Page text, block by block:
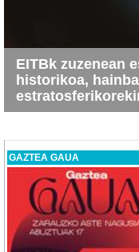
EITBk zuzenean
historikoa,
GAZTEA GAUA